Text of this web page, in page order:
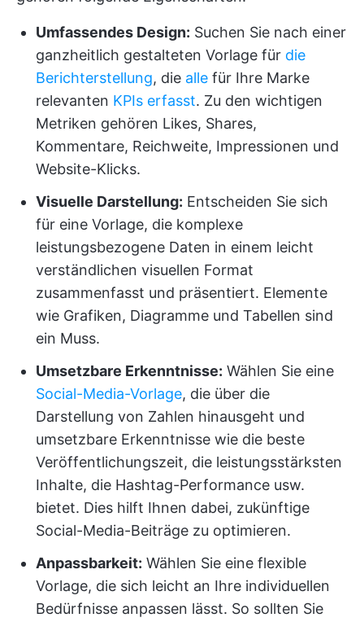
Umfassendes Design: Suchen Sie nach einer
ganzheitlich gestalteten Vorlage für die
Berichterstellung, die alle für Ihre Marke
relevanten KPIs erfasst. Zu den wichtigen
Metriken gehören Likes, Shares,
Kommentare, Reichweite, Impressionen und
Website-Klicks.
Visuelle Darstellung: Entscheiden Sie sich
für eine Vorlage, die komplexe
leistungsbezogene Daten in einem leicht
verständlichen visuellen Format
zusammenfasst und präsentiert. Elemente
wie Grafiken, Diagramme und Tabellen sind
ein Muss.
Umsetzbare Erkenntnisse: Wählen Sie eine
Social-Media-Vorlage, die über die
Darstellung von Zahlen hinausgeht und
umsetzbare Erkenntnisse wie die beste
Veröffentlichungszeit, die leistungsstärksten
Inhalte, die Hashtag-Performance usw.
bietet. Dies hilft Ihnen dabei, zukünftige
Social-Media-Beiträge zu optimieren.
Anpassbarkeit: Wählen Sie eine flexible
Vorlage, die sich leicht an Ihre individuellen
Bedürfnisse anpassen lässt. So sollten Sie